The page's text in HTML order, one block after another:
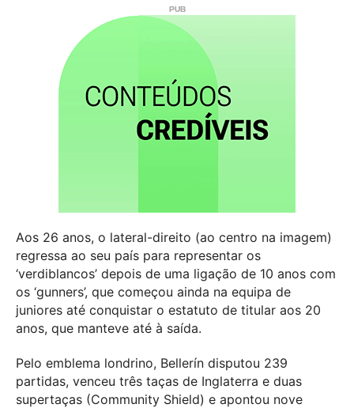
Aos 26 anos, o lateral-direito (ao centro na imagem)
regressa ao seu país para representar os
‘verdiblancos’ depois de uma ligação de 10 anos com
os ‘gunners’, que começou ainda na equipa de
juniores até conquistar o estatuto de titular aos 20
anos, que manteve até à saída.
Pelo emblema londrino, Bellerín disputou 239
partidas, venceu três taças de Inglaterra e duas
supertaças (Community Shield) e apontou nove